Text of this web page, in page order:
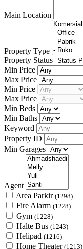
Main Location
Property Type
Property Status
Min Price
Max Price
Min Price
Max Price
Min Beds
Min Baths
Keyword
Property ID
Min Garages
Agent
Area Parkir (1298)
Fire Alarm (1228)
Gym (1228)
Halte Bus (1243)
Helipad (1216)
Home Theater (1213)